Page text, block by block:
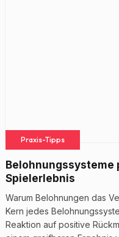
Praxis-Tipps
Belohnungssysteme
Spielerlebnis
Warum Belohnungen das
Kern jedes
Reaktion auf positive